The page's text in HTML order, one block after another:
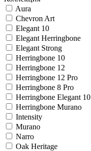
Aura
Chevron Art
Elegant 10
Elegant Herringbone
Elegant Strong
Herringbone 10
Herringbone 12
Herringbone 12 Pro
Herringbone 8 Pro
Herringbone Elegant 10
Herringbone Murano
Intensity
Murano
Narro
Oak Heritage